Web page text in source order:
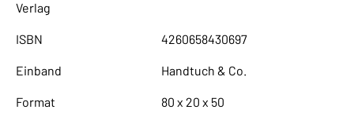
Verlag
ISBN 4260658430697
Einband Handtuch & Co.
Format 80 x 20 x 50